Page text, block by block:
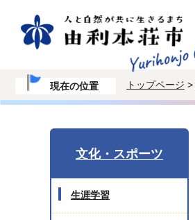
現在の位置 トップページ >
文化・スポーツ
生涯学習